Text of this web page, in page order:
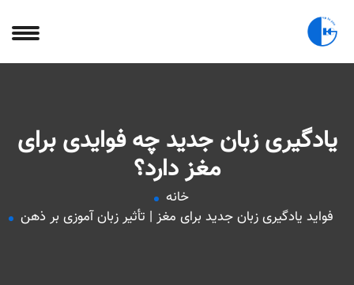
یادگیری زبان جدید چه فوایدی برای
مغز دارد؟
خانه
فواید یادگیری زبان جدید برای مغز | تأثیر زبان‌ آموزی بر ذهن